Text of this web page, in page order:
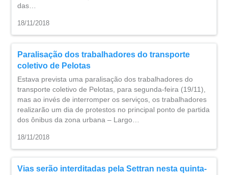
das…
18/11/2018
Paralisação dos trabalhadores do transporte
coletivo de Pelotas
Estava prevista uma paralisação dos trabalhadores do
transporte coletivo de Pelotas, para segunda-feira (19/11),
mas ao invés de interromper os serviços, os trabalhadores
realizarão um dia de protestos no principal ponto de partida
dos ônibus da zona urbana – Largo…
18/11/2018
Vias serão interditadas pela Settran nesta quinta-